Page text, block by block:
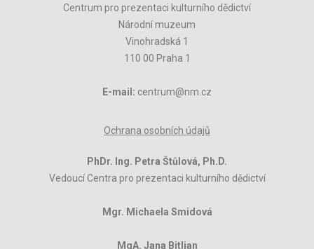
Centrum pro prezentaci kulturního dědictví
Národní muzeum
Vinohradská 1
110 00 Praha 1
E-mail: centrum@nm.cz
Ochrana osobních údajů
PhDr. Ing. Petra Štůlová, Ph.D.
Vedoucí Centra pro prezentaci kulturního dědictví
Mgr. Michaela Smidová
MgA. Jana Bitljan